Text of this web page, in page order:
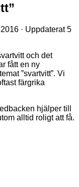
· Uppdaterat5
och det
fått en ny
”svartvitt”. Vi
färgrika
hjälper till
alltid roligt att få.